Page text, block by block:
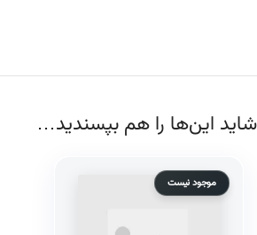
شاید این‌ها را هم بپسندید…
موجود نیست